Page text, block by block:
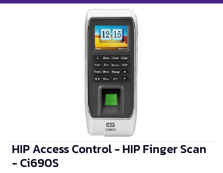
HIP Access Control - HIP Finger Scan
- Ci690S